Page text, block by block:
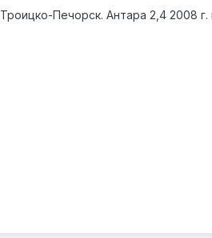
Троицко-Печорск. Антара 2,4 2008 г.